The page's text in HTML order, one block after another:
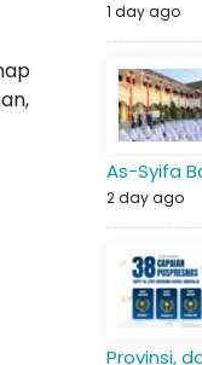
1 day ago
As-Syifa
2 day ago
Provinsi,